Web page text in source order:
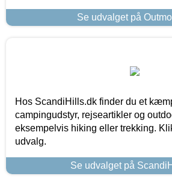
Se udvalget på
Hos ScandiHills.dk finder du et
campingudstyr, rejseartikler og
eksempelvis hiking eller trekking.
udvalg.
Se udvalget på